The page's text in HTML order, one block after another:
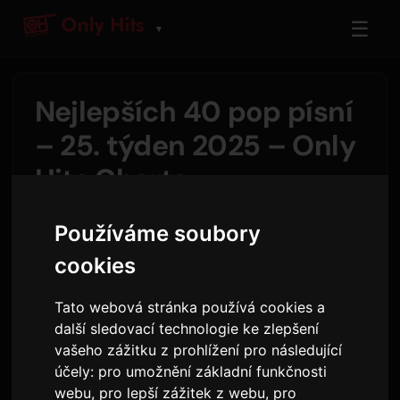
Používáme soubory
cookies
Tato webová stránka používá cookies a
další sledovací technologie ke zlepšení
vašeho zážitku z prohlížení pro následující
účely: pro umožnění základní funkčnosti
webu, pro lepší zážitek z webu, pro
▼ ☰
Nejlepších 40 pop písní
– 25. týden 2025 – Only
Hits Charts
OdSam 20 června 2025 11,991 zhlédnutí
Tento týdenní hitparáda top 40 zůstává pevně
na vrcholu s písní Billie Eilish "BIRDS OF A
FEATHER", která si udržuje první místo již 22.
týden v řadě a oslavuje svůj plný rok na
žebříčku. Podobně, "Die With A Smile" od Lady